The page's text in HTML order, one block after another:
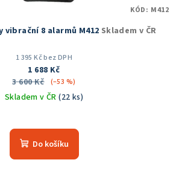
8 alarmů M412 Skladem v ČR
1 395 Kč bez DPH
1 688 Kč
3 600 Kč
(–53 %)
Skladem v ČR(22 ks)
Do košíku
KÓD: M412